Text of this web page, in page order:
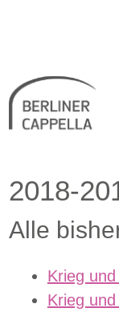
2018-
Alle
Krieg
Krieg